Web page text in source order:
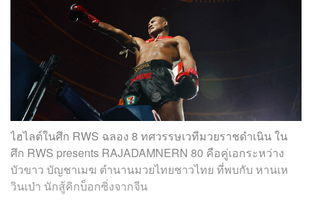
ไฮไลต์ในศึก RWS ฉลอง 8 ทศวรรษเวทีมวยราชดำเนิน ใน
ศึก RWS presents RAJADAMNERN 80 คือคู่เอกระหว่าง
บัวขาว บัญชาเมฆ ตำนานมวยไทยชาวไทย ที่พบกับ หานเห
วินเป่า นักสู้คิกบ็อกซิ่งจากจีน